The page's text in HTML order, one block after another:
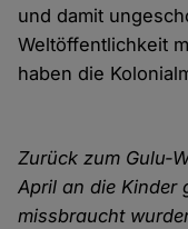
und damit
Weltöffentlichkeit
haben die
Zurück zum Gulu-
April an die Kinder
missbraucht